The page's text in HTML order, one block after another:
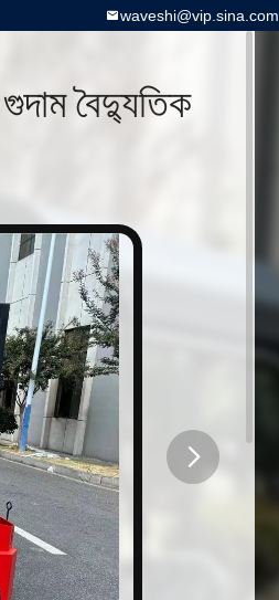
waveshi@vip.sina.com
গুদাম বৈদ্যুতিক